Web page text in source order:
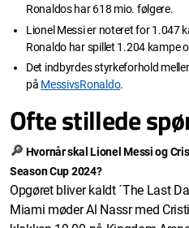
Ronaldos har 618 mio. følgere.
Lionel Messi er noteret for 1.047
Ronaldo har spillet 1.204 kampe
Det indbyrdes styrkeforhold
på MessivsRonaldo.
Ofte stillede
🔎 Hvornår skal Lionel Messi og
Season Cup 2024?
Opgøret bliver kaldt ´The Last
Miami møder Al Nassr med